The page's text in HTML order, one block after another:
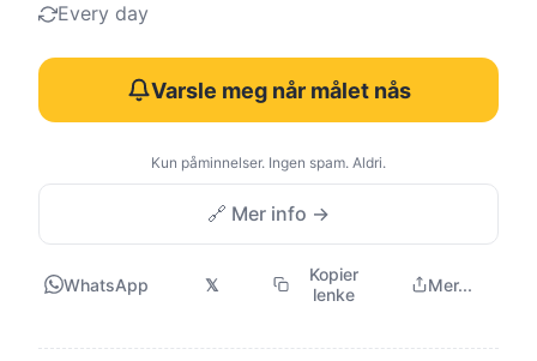
Every day
Varsle meg når målet nås
Kun påminnelser. Ingen spam. Aldri.
🔗 Mer info →
WhatsApp 𝕏
Kopier
lenke
Mer...